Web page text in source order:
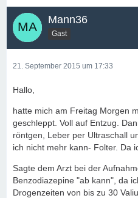
Mann36
Gast
21. September 2015 um 17:33
Hallo,
hatte mich am Freitag Morgen
geschleppt. Voll auf Entzug.
röntgen, Leber per Ultraschall
ich nicht mehr kann- Folter. Da
Sagte dem Arzt bei der
Benzodiazepine "ab kann", da
Drogenzeiten von bis zu 30